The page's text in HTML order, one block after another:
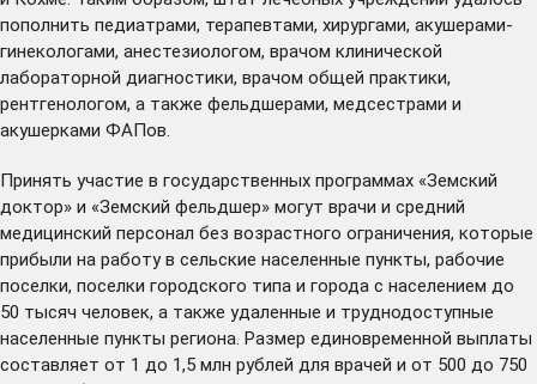
пополнить педиатрами, терапевтами, хирургами, акушерами-
гинекологами, анестезиологом, врачом клинической
лабораторной диагностики, врачом общей практики,
рентгенологом, а также фельдшерами, медсестрами и
акушерками ФАПов.
Принять участие в государственных программах «Земский
доктор» и «Земский фельдшер» могут врачи и средний
медицинский персонал без возрастного ограничения, которые
прибыли на работу в сельские населенные пункты, рабочие
поселки, поселки городского типа и города с населением до
50 тысяч человек, а также удаленные и труднодоступные
населенные пункты региона. Размер единовременной выплаты
составляет от 1 до 1,5 млн рублей для врачей и от 500 до 750